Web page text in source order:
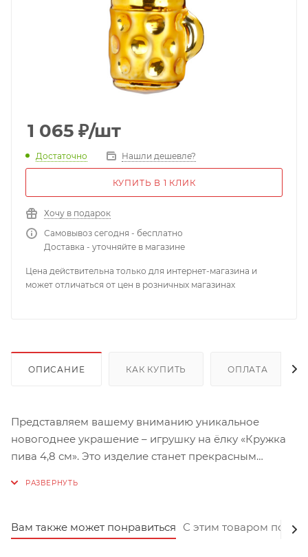
1 065 ₽/шт
Достаточно Нашли дешевле?
КУПИТЬ В 1 КЛИК
Хочу в подарок
Самовывоз сегодня - бесплатно
Доставка - уточняйте в магазине
Цена действительна только для интернет-магазина и
может отличаться от цен в розничных магазинах
ОПИСАНИЕ КАК КУПИТЬ ОПЛАТА
Представляем вашему вниманию уникальное
новогоднее украшение – игрушку на ёлку «Кружка
пива 4,8 см». Это изделие станет прекрасным
Украшение выполнено из высококачественного
Вам также может понравиться С этим товаром